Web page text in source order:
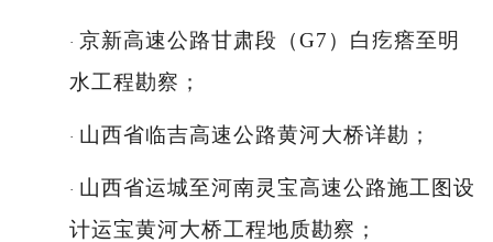
· 京新高速公路甘肃段（G7）白疙瘩至明
水工程勘察；
· 山西省临吉高速公路黄河大桥详勘；
· 山西省运城至河南灵宝高速公路施工图设
计运宝黄河大桥工程地质勘察；